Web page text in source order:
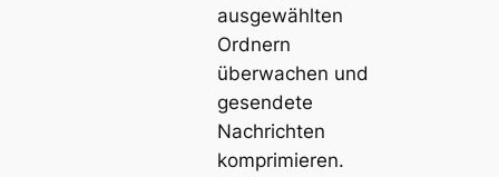
ausgewählten
Ordnern
überwachen und
gesendete
Nachrichten
komprimieren.